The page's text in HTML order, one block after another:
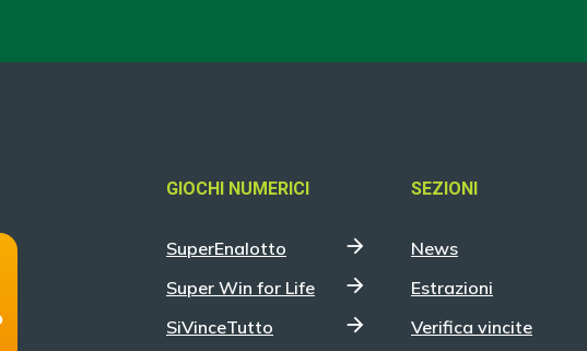
GIOCHI NUMERICI
SuperEnalotto
Super Win for Life
SiVinceTutto
SEZIONI
News
Estrazioni
Verifica vincite